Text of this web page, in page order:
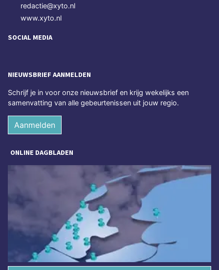
redactie@xyto.nl
www.xyto.nl
SOCIAL MEDIA
NIEUWSBRIEF AANMELDEN
Schrijf je in voor onze nieuwsbrief en krijg wekelijks een
samenvatting van alle gebeurtenissen uit jouw regio.
Aanmelden
ONLINE DAGBLADEN